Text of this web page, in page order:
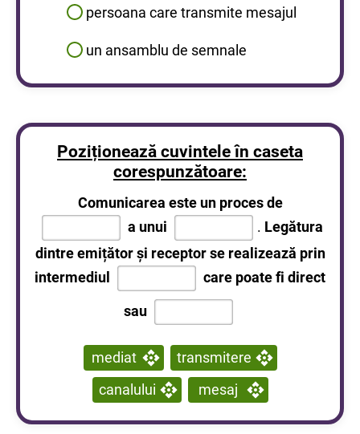
persoana care transmite mesajul
un ansamblu de semnale
Poziționează cuvintele în caseta
corespunzătoare:
Comunicarea este un proces de
a unui
. Legătura
dintre emițător și receptor se realizează prin
intermediul
care poate fi direct
sau
mediat
transmitere
canalului
mesaj